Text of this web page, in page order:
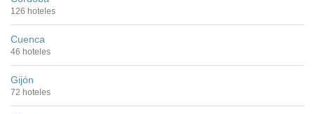
126 hoteles
Cuenca
46 hoteles
Gijón
72 hoteles